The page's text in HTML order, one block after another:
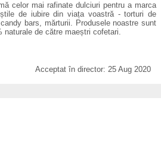
celor mai rafinate dulciuri pentru a marca
de iubire din viața voastră - torturi de
bars, mărturii. Produsele noastre sunt
naturale de către maeștri cofetari.
Acceptat în director: 25 Aug 2020